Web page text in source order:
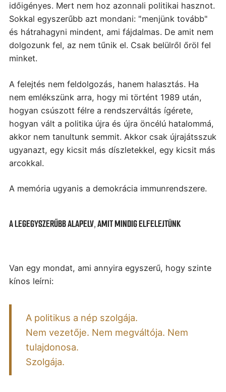
időigényes. Mert nem hoz azonnali politikai hasznot.
Sokkal egyszerűbb azt mondani: "menjünk tovább"
és hátrahagyni mindent, ami fájdalmas. De amit nem
dolgozunk fel, az nem tűnik el. Csak belülről őröl fel
minket.
A felejtés nem feldolgozás, hanem halasztás. Ha
nem emlékszünk arra, hogy mi történt 1989 után,
hogyan csúszott félre a rendszerváltás ígérete,
hogyan vált a politika újra és újra öncélú hatalommá,
akkor nem tanultunk semmit. Akkor csak újrajátsszuk
ugyanazt, egy kicsit más díszletekkel, egy kicsit más
arcokkal.
A memória ugyanis a demokrácia immunrendszere.
A LEGEGYSZERŰBB ALAPELV, AMIT MINDIG ELFELEJTÜNK
Van egy mondat, ami annyira egyszerű, hogy szinte
kínos leírni:
A politikus a nép szolgája.
Nem vezetője. Nem megváltója. Nem
tulajdonosa.
Szolgája.